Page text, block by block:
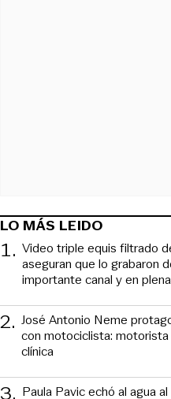
LO MÁS LEIDO
1. Video triple equis filtrado
aseguran que lo grabaron
importante canal y en
2. José Antonio Neme
con motociclista:
clínica
Paula Pavic echó al agua